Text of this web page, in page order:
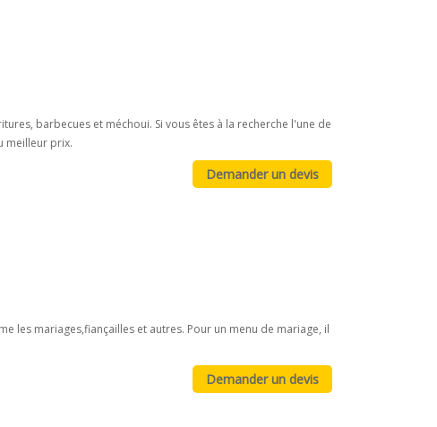
barbecues et méchoui. Si vous êtes à la recherche l'une de
meilleur prix.
les mariages,fiançailles et autres. Pour un menu de mariage, il